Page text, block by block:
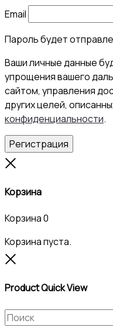
Email
Пароль будет
Ваши личные данные
упрощения вашего
сайтом, управления
других целей,
конфиденциальности.
Регистрация
Корзина
Корзина0
Корзина пуста.
Product Quick View
Search
for: